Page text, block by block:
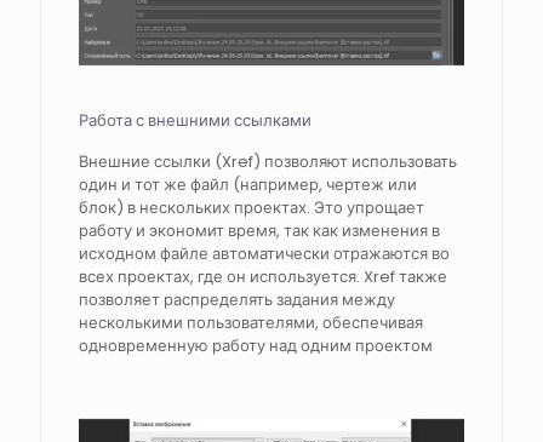
Работа с внешними ссылками
Внешние ссылки (Xref) позволяют использовать
один и тот же файл (например, чертеж или
блок) в нескольких проектах. Это упрощает
работу и экономит время, так как изменения в
исходном файле автоматически отражаются во
всех проектах, где он используется. Xref также
позволяет распределять задания между
несколькими пользователями, обеспечивая
одновременную работу над одним проектом